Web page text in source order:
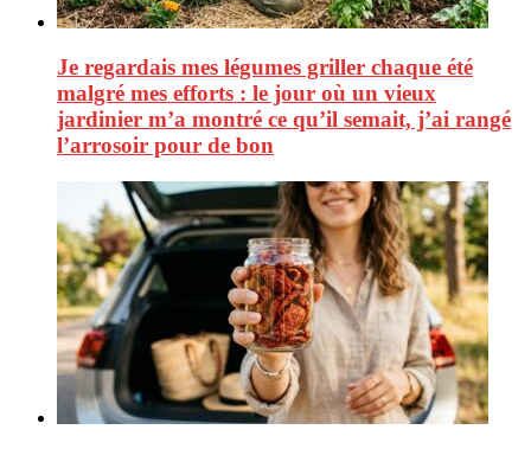
Je regardais mes légumes griller chaque été
malgré mes efforts : le jour où un vieux
jardinier m’a montré ce qu’il semait, j’ai rangé
l’arrosoir pour de bon